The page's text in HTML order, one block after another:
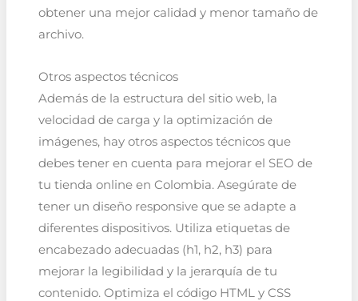
obtener una mejor calidad y menor tamaño de
archivo.
Otros aspectos técnicos
Además de la estructura del sitio web, la
velocidad de carga y la optimización de
imágenes, hay otros aspectos técnicos que
debes tener en cuenta para mejorar el SEO de
tu tienda online en Colombia. Asegúrate de
tener un diseño responsive que se adapte a
diferentes dispositivos. Utiliza etiquetas de
encabezado adecuadas (h1, h2, h3) para
mejorar la legibilidad y la jerarquía de tu
contenido. Optimiza el código HTML y CSS